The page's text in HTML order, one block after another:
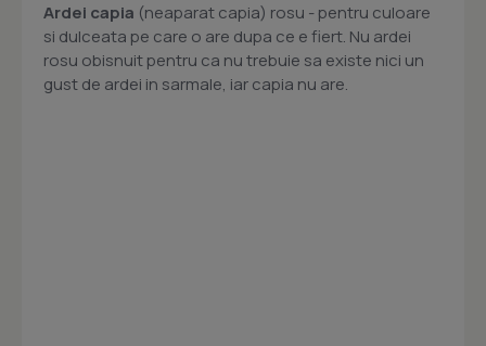
Ardei capia (neaparat capia) rosu - pentru culoare
si dulceata pe care o are dupa ce e fiert. Nu ardei
rosu obisnuit pentru ca nu trebuie sa existe nici un
gust de ardei in sarmale, iar capia nu are.